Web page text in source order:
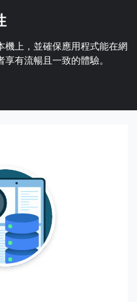
上，並確保應用程式能在網
有流暢且一致的體驗。